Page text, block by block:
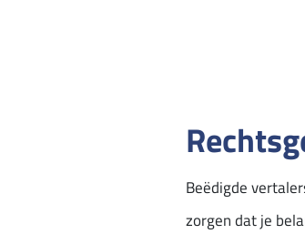
Beëdigde
zorgen dat je